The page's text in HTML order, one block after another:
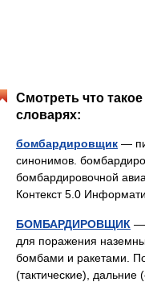
Смотреть что
словарях:
бомбардировщик —
синонимов.
бомбардировочной
Контекст 5.0
БОМБАРДИРОВЩИК —
для поражения
бомбами и ракетами.
(тактические), дальние